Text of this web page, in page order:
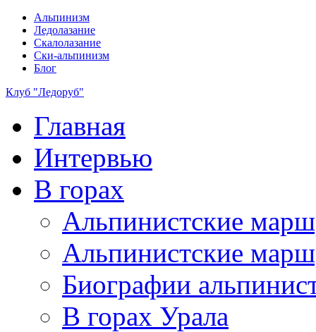
Альпинизм
Ледолазание
Скалолазание
Ски-альпинизм
Блог
Клуб "Ледоруб"
Главная
Интервью
В горах
Альпинистские
Альпинистские
Биографии
В горах Урала